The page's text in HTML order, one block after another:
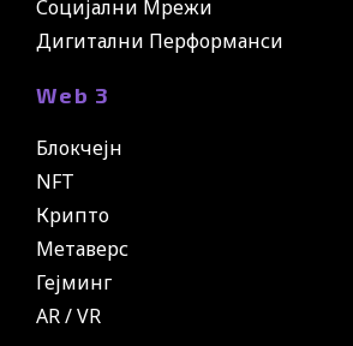
Социјални Мрежи
Дигитални Перформанси
Web 3
Блокчејн
NFT
Крипто
Метаверс
Гејминг
AR / VR